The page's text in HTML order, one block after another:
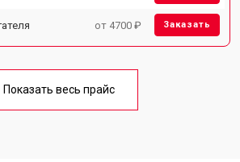
от 4700 ₽ Заказать
Показать весь прайс